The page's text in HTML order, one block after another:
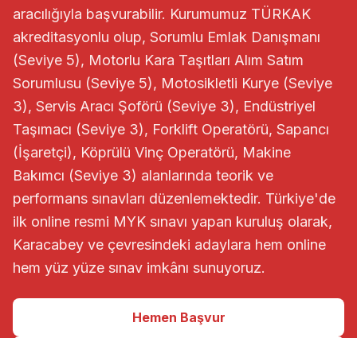
aracılığıyla başvurabilir. Kurumumuz TÜRKAK
akreditasyonlu olup, Sorumlu Emlak Danışmanı
(Seviye 5), Motorlu Kara Taşıtları Alım Satım
Sorumlusu (Seviye 5), Motosikletli Kurye (Seviye
3), Servis Aracı Şoförü (Seviye 3), Endüstriyel
Taşımacı (Seviye 3), Forklift Operatörü, Sapancı
(İşaretçi), Köprülü Vinç Operatörü, Makine
Bakımcı (Seviye 3) alanlarında teorik ve
performans sınavları düzenlemektedir. Türkiye'de
ilk online resmi MYK sınavı yapan kuruluş olarak,
Karacabey ve çevresindeki adaylara hem online
hem yüz yüze sınav imkânı sunuyoruz.
Hemen Başvur